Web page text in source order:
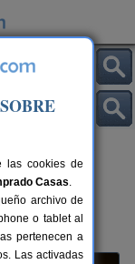
(Málaga)
de Málaga
las cookies de
Casas.
archivo de
o tablet al
pertenecen a
Las activadas